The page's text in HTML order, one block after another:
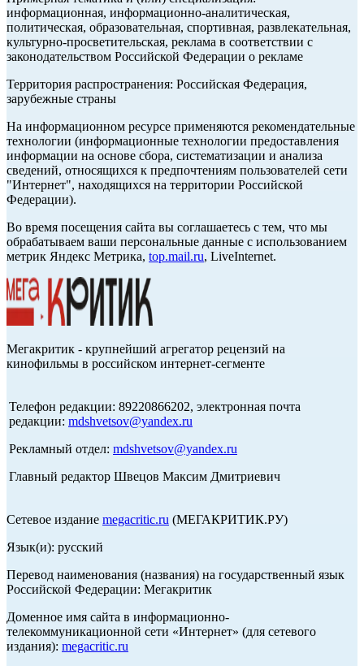
информационная, информационно-аналитическая,
политическая, образовательная, спортивная, развлекательная,
культурно-просветительская, реклама в соответствии с
законодательством Российской Федерации о рекламе
Территория распространения: Российская Федерация,
зарубежные страны
На информационном ресурсе применяются рекомендательные
технологии (информационные технологии предоставления
информации на основе сбора, систематизации и анализа
сведений, относящихся к предпочтениям пользователей сети
"Интернет", находящихся на территории Российской
Федерации).
Во время посещения сайта вы соглашаетесь с тем, что мы
обрабатываем ваши персональные данные с использованием
метрик Яндекс Метрика, top.mail.ru, LiveInternet.
Мегакритик - крупнейший агрегатор рецензий на
кинофильмы в российском интернет-сегменте
Телефон редакции: 89220866202, электронная почта
редакции: mdshvetsov@yandex.ru
Рекламный отдел: mdshvetsov@yandex.ru
Главный редактор Швецов Максим Дмитриевич
Сетевое издание megacritic.ru (МЕГАКРИТИК.РУ)
Язык(и): русский
Перевод наименования (названия) на государственный язык
Российской Федерации: Мегакритик
Доменное имя сайта в информационно-
телекоммуникационной сети «Интернет» (для сетевого
издания): megacritic.ru